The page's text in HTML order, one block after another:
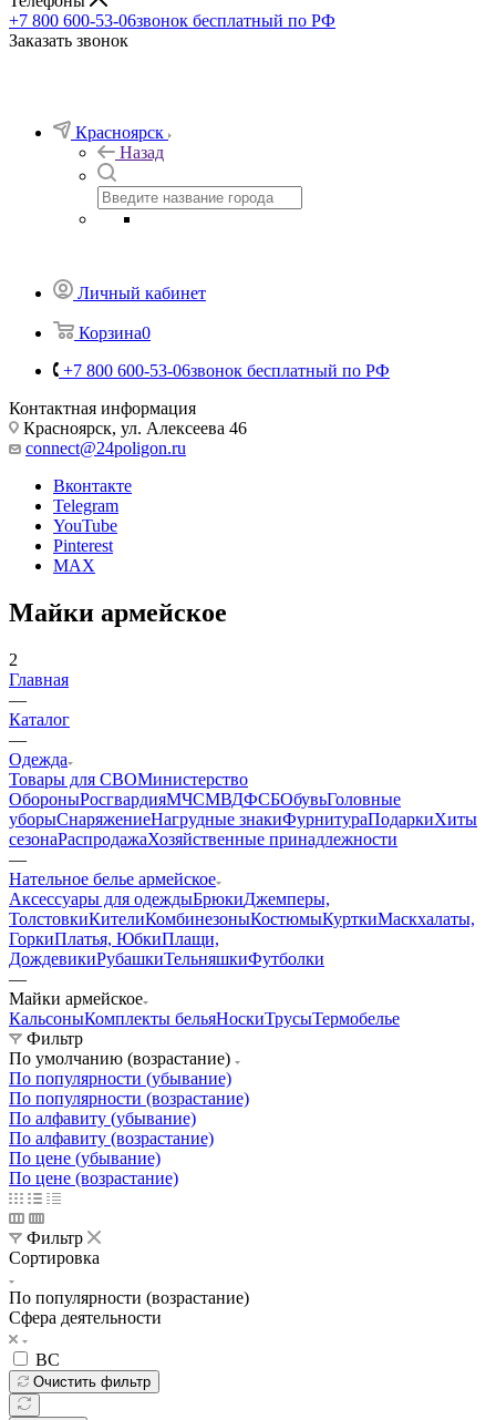
+7 800 600-53-06звонок бесплатный по РФ
Заказать звонок
Красноярск
Назад
Личный кабинет
Корзина0
+7 800 600-53-06звонок бесплатный по РФ
Контактная информация
Красноярск, ул. Алексеева 46
connect@24poligon.ru
Вконтакте
Telegram
YouTube
Pinterest
MAX
Майки армейское
2
Главная
—
Каталог
—
Одежда
Товары для СВОМинистерство
ОбороныРосгвардияМЧСМВДФСБОбувьГоловные
уборыСнаряжениеНагрудные знакиФурнитураПодаркиХиты
сезонаРаспродажаХозяйственные принадлежности
—
Нательное белье армейское
Аксессуары для одеждыБрюкиДжемперы,
ТолстовкиКителиКомбинезоныКостюмыКурткиМаскхалаты,
ГоркиПлатья, ЮбкиПлащи,
ДождевикиРубашкиТельняшкиФутболки
—
Майки армейское
КальсоныКомплекты бельяНоскиТрусыТермобелье
Фильтр
По умолчанию (возрастание)
По популярности (убывание)
По популярности (возрастание)
По алфавиту (убывание)
По алфавиту (возрастание)
По цене (убывание)
По цене (возрастание)
Фильтр
Сортировка
По популярности (возрастание)
Сфера деятельности
ВС
Очистить фильтр